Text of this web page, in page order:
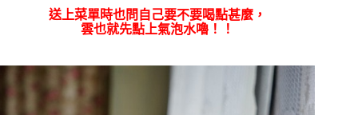
送上菜單時也問自己要不要喝點甚麼，
雲也就先點上氣泡水嚕！！